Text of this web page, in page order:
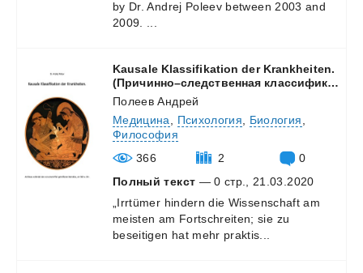
by Dr. Andrej Poleev between 2003 and
2009.
Kausale Klassifikation der Krankheiten.
(Причинно–следственная классификация болезней.)
Полеев Андрей
Медицина
Психология Биология
Философия
366
2
0
Полный текст — 0 стр., 21.03.2020
„Irrtümer hindern die Wissenschaft am
meisten am Fortschreiten; sie zu
beseitigen hat mehr praktis...